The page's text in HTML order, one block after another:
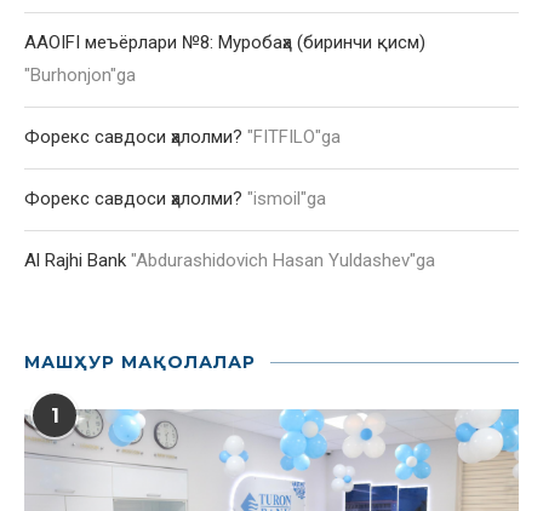
AAOIFI меъёрлари №8: Муробаҳа (биринчи қисм)
"Burhonjon"ga
Форекс савдоси ҳалолми? "FITFILO"ga
Форекс савдоси ҳалолми? "ismoil"ga
Al Rajhi Bank "Abdurashidovich Hasan Yuldashev"ga
МАШҲУР МАҚОЛАЛАР
1